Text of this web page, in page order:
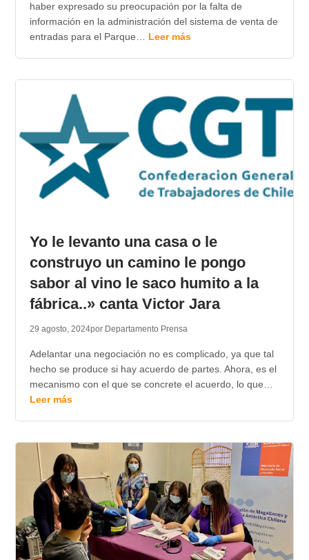
haber expresado su preocupación por la falta de
información en la administración del sistema de venta de
entradas para el Parque… Leer más
Yo le levanto una casa o le
construyo un camino le pongo
sabor al vino le saco humito a la
fábrica..» canta Victor Jara
29 agosto, 2024por Departamento Prensa
Adelantar una negociación no es complicado, ya que tal
hecho se produce si hay acuerdo de partes. Ahora, es el
mecanismo con el que se concrete el acuerdo, lo que…
Leer más